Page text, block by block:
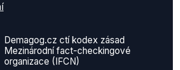
Demagog.cz ctí kodex zásad
Mezinárodní fact-checkingové
organizace (IFCN)